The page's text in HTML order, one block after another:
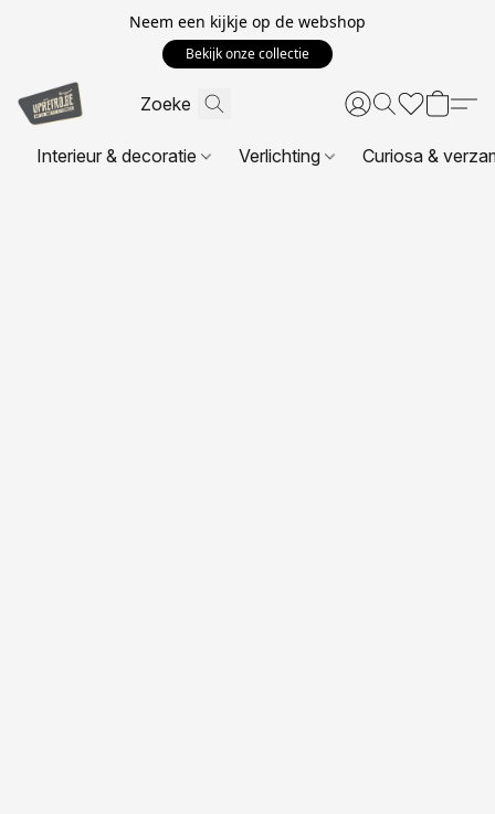
Neem een kijkje op de webshop
Bekijk onze collectie
Interieur & decoratie Verlichting Curiosa &